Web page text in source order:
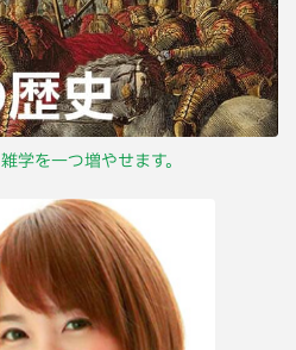
雑学を一つ増やせます。